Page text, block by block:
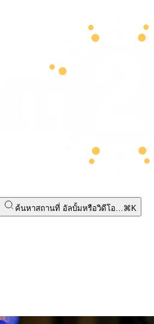
ค้นหาสถานที่ อัลบั้มหรือวิดีโอ…⌘K